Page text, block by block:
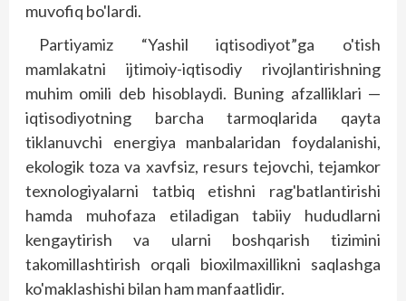
muvofiq bo'lardi.
Partiyamiz “Yashil iqtisodiyot”ga o'tish
mamlakatni ijtimoiy-iqtisodiy rivojlantirishning
muhim omili deb hisoblaydi. Buning afzalliklari —
iqtisodiyotning barcha tarmoqlarida qayta
tiklanuvchi energiya manbalaridan foydalanishi,
ekologik toza va xavfsiz, resurs tejovchi, tejamkor
texnologiyalarni tatbiq etishni rag'batlantirishi
hamda muhofaza etiladigan tabiiy hududlarni
kengaytirish va ularni boshqarish tizimini
takomillashtirish orqali bioxilmaxillikni saqlashga
ko'maklashishi bilan ham manfaatlidir.